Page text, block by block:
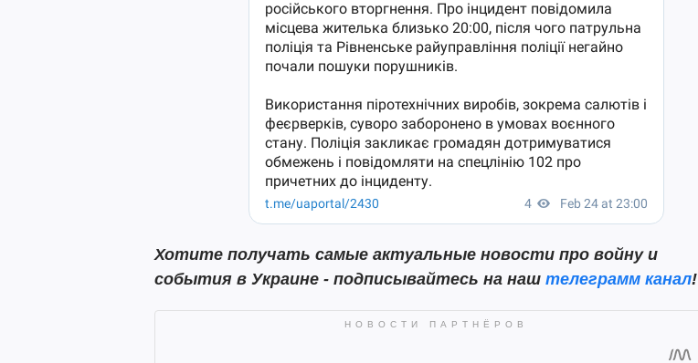
Хотите получать самые актуальные новости про войну и
события в Украине - подписывайтесь на наш телеграмм канал!